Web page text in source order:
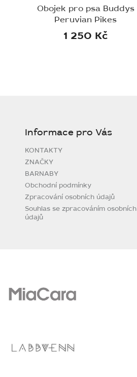
Obojek pro psa Buddys
Peruvian Pikes
1 250 Kč
Informace pro Vás
KONTAKTY
ZNAČKY
BARNABY
Obchodní podmínky
Zpracování osobních údajů
Souhlas se zpracováním osobních
údajů